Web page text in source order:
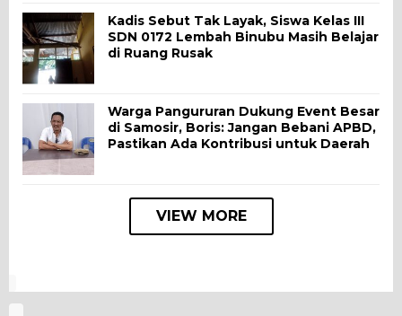
Kadis Sebut Tak Layak, Siswa Kelas III
SDN 0172 Lembah Binubu Masih Belajar
di Ruang Rusak
Warga Pangururan Dukung Event Besar
di Samosir, Boris: Jangan Bebani APBD,
Pastikan Ada Kontribusi untuk Daerah
VIEW MORE